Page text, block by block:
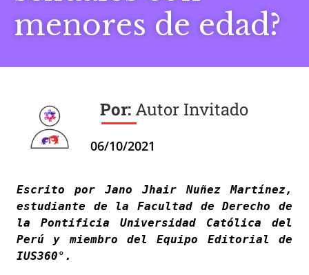
menores de edad?
Autor Invitado
Escrito por Jano Jhair Nuñez Martínez,
estudiante de la Facultad de Derecho de
la Pontificia Universidad Católica del
Perú y miembro del Equipo Editorial de
IUS360°.
06/10/2021